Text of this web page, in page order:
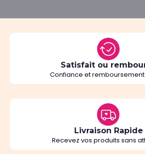
Satisfait ou
Confiance et
Livraison Rapide
Recevez vos produits sans